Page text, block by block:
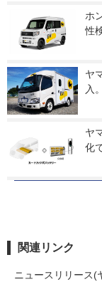
ホ
性
ヤ
入
ヤ
化
関連リンク
ニュースリリース(